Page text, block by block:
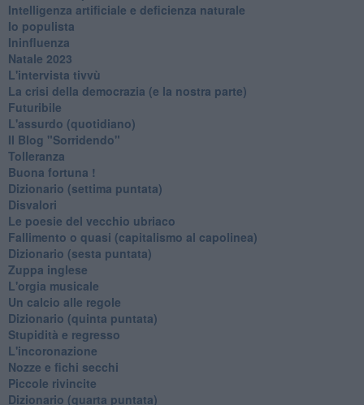
Intelligenza artificiale e deficienza naturale
Io populista
Ininfluenza
Natale 2023
L'intervista tivvù
La crisi della democrazia (e la nostra parte)
Futuribile
L'assurdo (quotidiano)
Il Blog "Sorridendo"
Tolleranza
Buona fortuna !
​Dizionario (settima puntata)
Disvalori
Le poesie del vecchio ubriaco
Fallimento o quasi (capitalismo al capolinea)
Dizionario (sesta puntata)
Zuppa inglese
L'orgia musicale
Un calcio alle regole
Dizionario (quinta puntata)
Stupidità e regresso
L'incoronazione
Nozze e fichi secchi
Piccole rivincite
​Dizionario (quarta puntata)